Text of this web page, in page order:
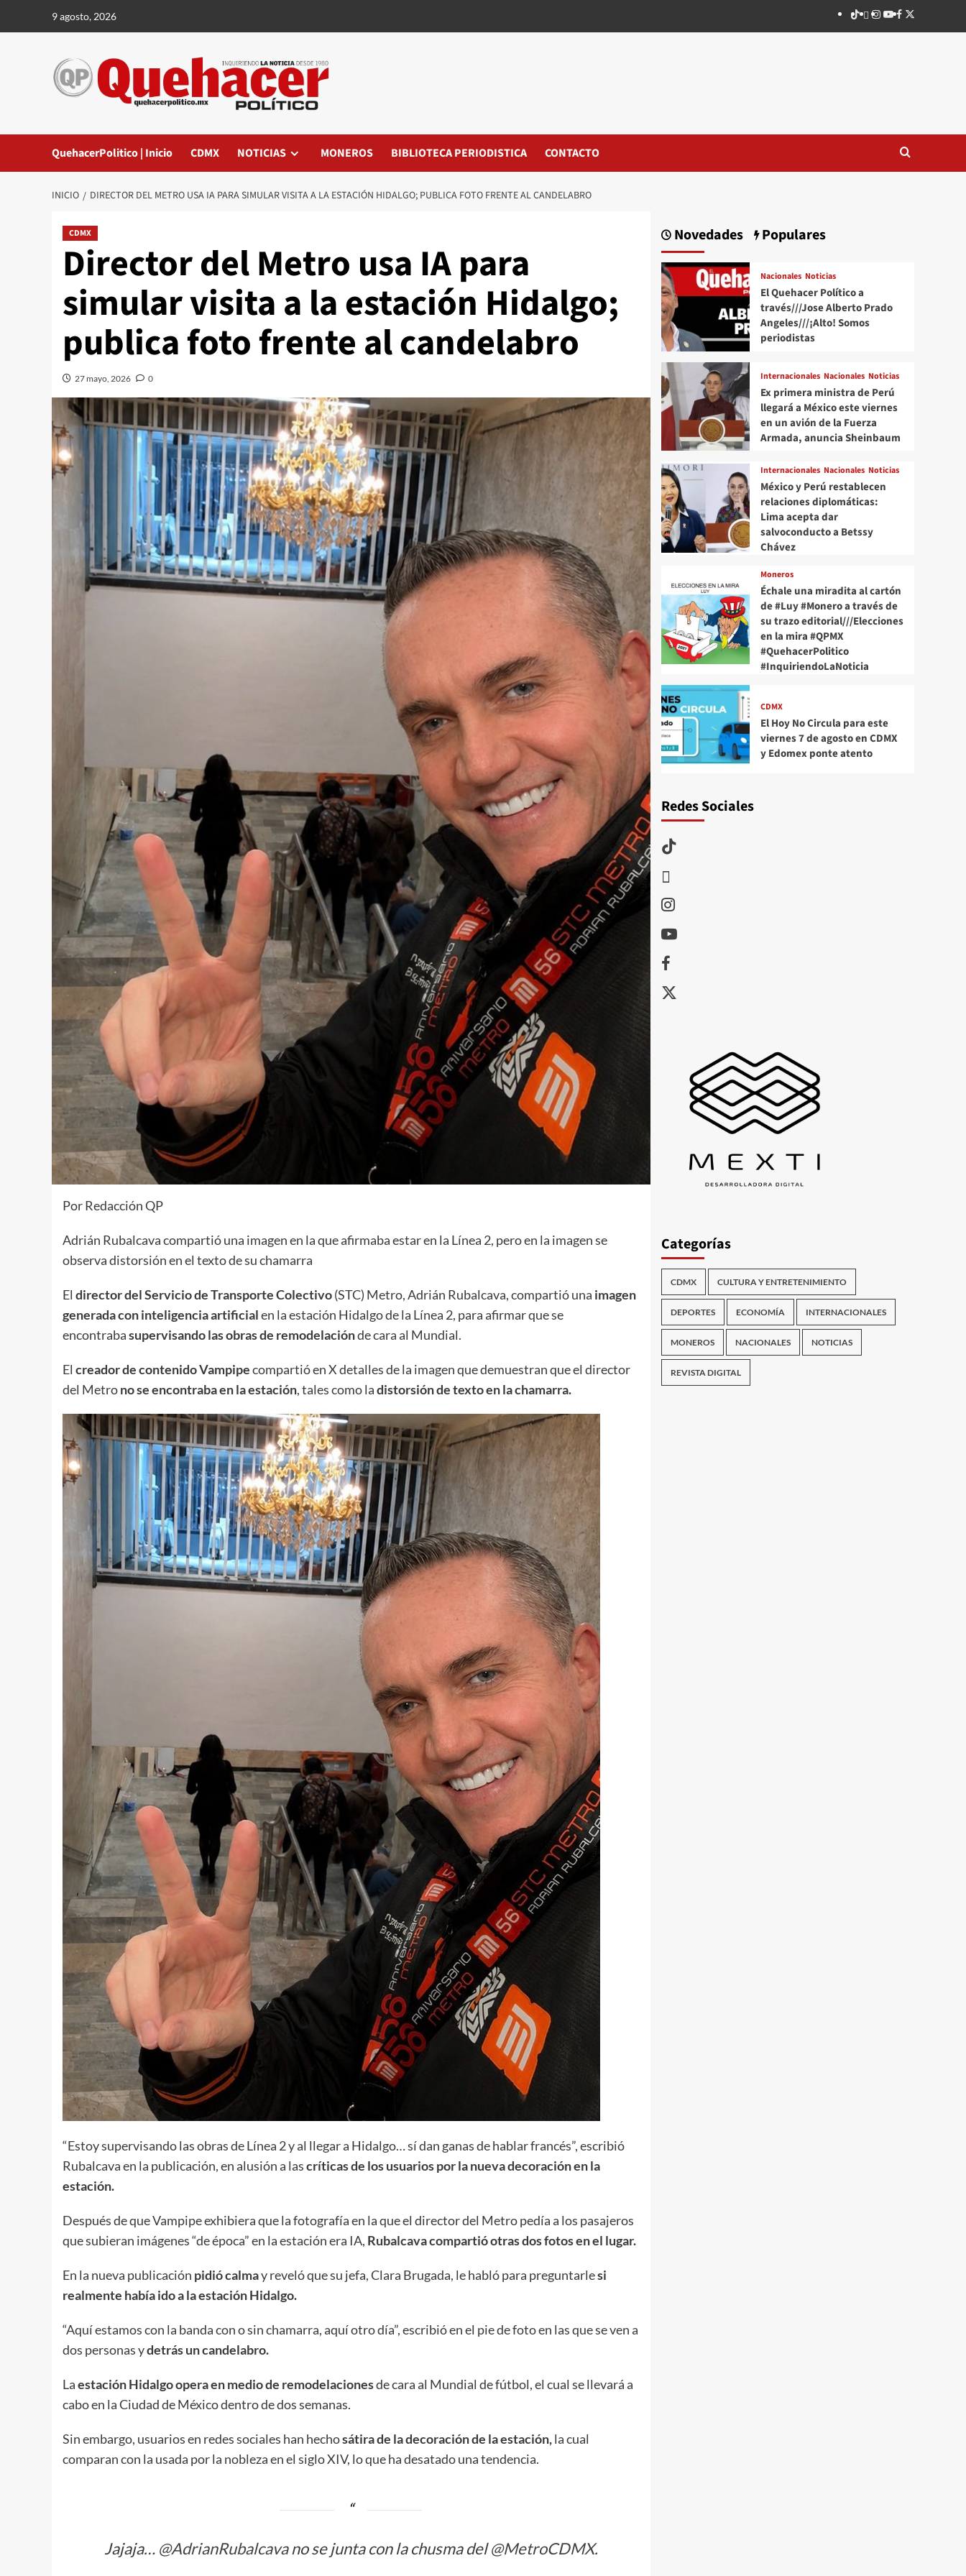
9 agosto, 2026 TikTok
threads
Instagram
Youtube
Facebook
X
QuehacerPolitico | Inicio CDMX NOTICIAS MONEROS BIBLIOTECA PERIODISTICA CONTACTO
INICIO DIRECTOR DEL METRO USA IA PARA SIMULAR VISITA A LA ESTACIÓN HIDALGO; PUBLICA FOTO FRENTE AL CANDELABRO
CDMX
Director del Metro usa IA para
simular visita a la estación Hidalgo;
publica foto frente al candelabro
27 mayo, 2026 0
Por Redacción QP
Adrián Rubalcava compartió una imagen en la que afirmaba estar en la Línea 2, pero en la imagen se
observa distorsión en el texto de su chamarra
El director del Servicio de Transporte Colectivo(STC) Metro, Adrián Rubalcava, compartió una imagen
generada con inteligencia artificialen la estación Hidalgo de la Línea 2, para afirmar que se
encontrabasupervisando las obras de remodelaciónde cara al Mundial.
El creador de contenido Vampipecompartió en X detalles de la imagen que demuestran que el director
del Metrono se encontraba en la estación, tales como ladistorsión de texto en la chamarra.
“Estoy supervisando las obras de Línea 2 y al llegar a Hidalgo… sí dan ganas de hablar francés”, escribió
Rubalcava en la publicación, en alusión a lascríticas de los usuarios por la nueva decoración en la
estación.
Después de que Vampipe exhibiera que la fotografía en la que el director del Metro pedía a los pasajeros
que subieran imágenes “de época” en la estación era IA, Rubalcava compartió otras dos fotos en el lugar.
En la nueva publicación pidió calmay reveló que su jefa, Clara Brugada, le habló para preguntarlesi
realmente había ido a la estación Hidalgo.
“Aquí estamos con la banda con o sin chamarra, aquí otro día”, escribió en el pie de foto en las que se ven a
dos personas ydetrás un candelabro.
Laestación Hidalgo opera en medio de remodelacionesde cara al Mundial de fútbol, el cual se llevará a
cabo en la Ciudad de México dentro de dos semanas.
Sin embargo, usuarios en redes sociales han hechosátirade la decoración de la estación,la cual
comparan con la usada por la nobleza en el siglo XIV, lo que ha desatado una tendencia.
Jajaja… @AdrianRubalcavano se junta con la chusma del@MetroCDMX.
Novedades Populares
Nacionales Noticias
El Quehacer Político a
través///Jose Alberto Prado
Angeles///¡Alto! Somos
periodistas
Internacionales Nacionales Noticias
Ex primera ministra de Perú
llegará a México este viernes
en un avión de la Fuerza
Armada, anuncia Sheinbaum
Internacionales Nacionales Noticias
México y Perú restablecen
relaciones diplomáticas:
Lima acepta dar
salvoconducto a Betssy
Chávez
Moneros
Échale una miradita al cartón
de #Luy #Monero a través de
su trazo editorial///Elecciones
en la mira #QPMX
#QuehacerPolitico
#InquiriendoLaNoticia
CDMX
El Hoy No Circula para este
viernes 7 de agosto en CDMX
y Edomex ponte atento
Redes Sociales
TikTok
Instagram
Youtube
Facebook
X
Categorías
CDMX CULTURA Y ENTRETENIMIENTO
DEPORTES ECONOMÍA INTERNACIONALES
MONEROS NACIONALES NOTICIAS
REVISTA DIGITAL